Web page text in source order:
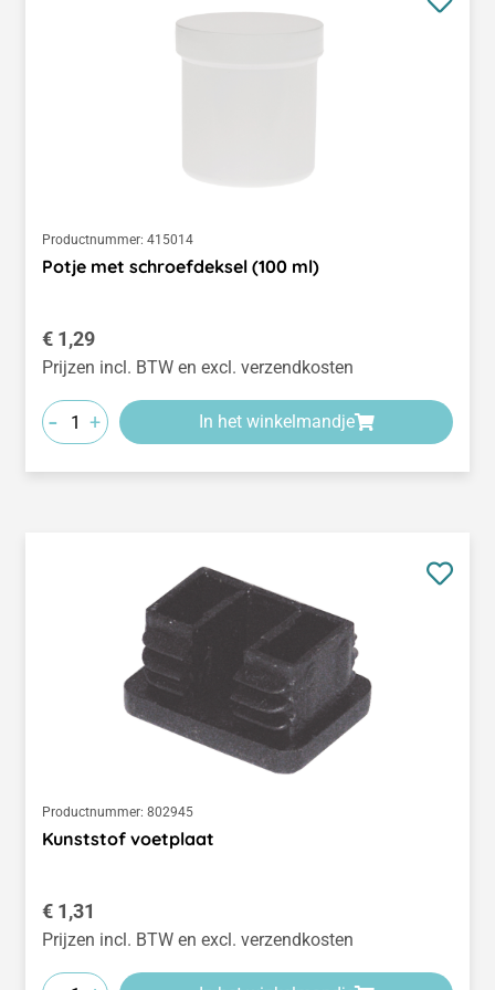
Productnummer: 415014
Potje met schroefdeksel (100 ml)
Normale prijs:
€ 1,29
Prijzen incl. BTW en excl. verzendkosten
- + In het winkelmandje
Productnummer: 802945
Kunststof voetplaat
Normale prijs:
€ 1,31
Prijzen incl. BTW en excl. verzendkosten